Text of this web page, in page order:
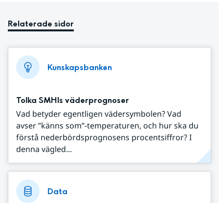
Relaterade sidor
Kunskapsbanken
Tolka SMHIs väderprognoser
Vad betyder egentligen vädersymbolen? Vad
avser ”känns som”-temperaturen, och hur ska du
förstå nederbördsprognosens procentsiffror? I
denna vägled...
Data